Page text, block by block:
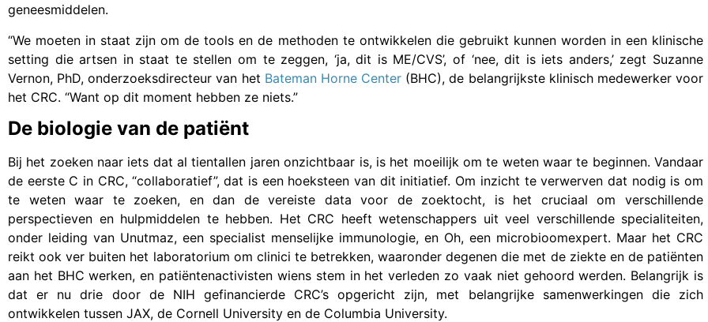
geneesmiddelen.
“We moeten in staat zijn om de tools en de methoden te ontwikkelen die gebruikt kunnen worden in een klinische
setting die artsen in staat te stellen om te zeggen, ‘ja, dit is ME/CVS’, of ‘nee, dit is iets anders,’ zegt Suzanne
Vernon, PhD, onderzoeksdirecteur van het Bateman Horne Center (BHC), de belangrijkste klinisch medewerker voor
het CRC. “Want op dit moment hebben ze niets.”
De biologie van de patiënt
Bij het zoeken naar iets dat al tientallen jaren onzichtbaar is, is het moeilijk om te weten waar te beginnen. Vandaar
de eerste C in CRC, “collaboratief”, dat is een hoeksteen van dit initiatief. Om inzicht te verwerven dat nodig is om
te weten waar te zoeken, en dan de vereiste data voor de zoektocht, is het cruciaal om verschillende
perspectieven en hulpmiddelen te hebben. Het CRC heeft wetenschappers uit veel verschillende specialiteiten,
onder leiding van Unutmaz, een specialist menselijke immunologie, en Oh, een microbioomexpert. Maar het CRC
reikt ook ver buiten het laboratorium om clinici te betrekken, waaronder degenen die met de ziekte en de patiënten
aan het BHC werken, en patiëntenactivisten wiens stem in het verleden zo vaak niet gehoord werden. Belangrijk is
dat er nu drie door de NIH gefinancierde CRC’s opgericht zijn, met belangrijke samenwerkingen die zich
ontwikkelen tussen JAX, de Cornell University en de Columbia University.